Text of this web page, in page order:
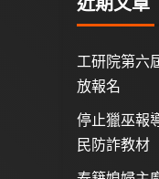
工研院第六
放報名
停止獵巫報
民防詐教材